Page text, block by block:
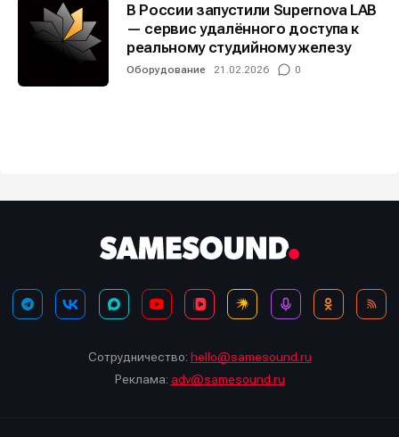
В России запустили Supernova LAB
— сервис удалённого доступа к
реальному студийному железу
Оборудование 21.02.2026 0
Сотрудничество: hello@samesound.ru
Реклама: adv@samesound.ru